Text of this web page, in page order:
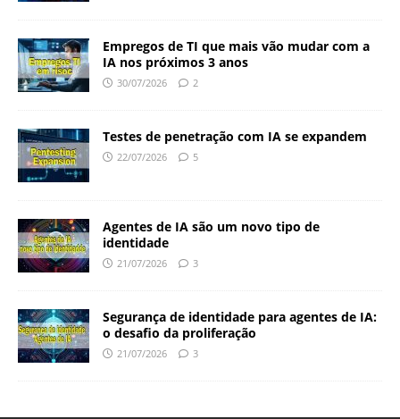
Empregos de TI que mais vão mudar com a
IA nos próximos 3 anos
30/07/2026 2
Testes de penetração com IA se expandem
22/07/2026 5
Agentes de IA são um novo tipo de
identidade
21/07/2026 3
Segurança de identidade para agentes de IA:
o desafio da proliferação
21/07/2026 3